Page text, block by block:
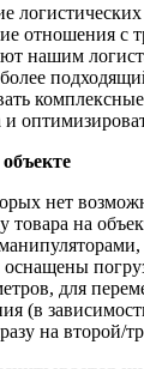
отношения с
нашим
и
нет
товара на
оснащены
для
(в
на второй/